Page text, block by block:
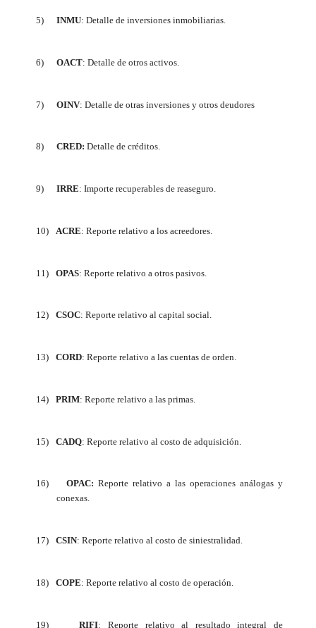
5) INMU: Detalle de inversiones inmobiliarias.
6) OACT: Detalle de otros activos.
7) OINV: Detalle de otras inversiones y otros deudores
8) CRED: Detalle de créditos.
9) IRRE: Importe recuperables de reaseguro.
10) ACRE: Reporte relativo a los acreedores.
11) OPAS: Reporte relativo a otros pasivos.
12) CSOC: Reporte relativo al capital social.
13) CORD: Reporte relativo a las cuentas de orden.
14) PRIM: Reporte relativo a las primas.
15) CADQ: Reporte relativo al costo de adquisición.
16) OPAC: Reporte relativo a las operaciones análogas y
conexas.
17) CSIN: Reporte relativo al costo de siniestralidad.
18) COPE: Reporte relativo al costo de operación.
19) RIFI: Reporte relativo al resultado integral de